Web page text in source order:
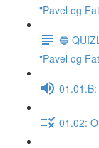
"Pavel og
🔵
"Pavel og
01.02: